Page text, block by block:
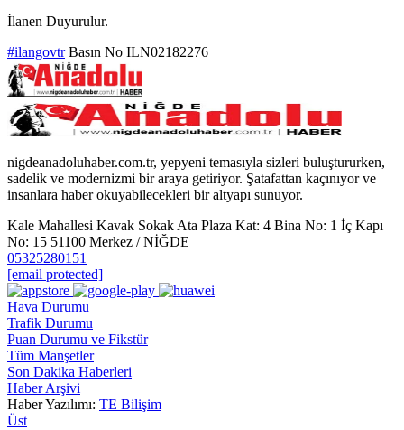
İlanen Duyurulur.
#ilangovtr Basın No ILN02182276
nigdeanadoluhaber.com.tr, yepyeni temasıyla sizleri buluştururken,
sadelik ve modernizmi bir araya getiriyor. Şatafattan kaçınıyor ve
insanlara haber okuyabilecekleri bir altyapı sunuyor.
Kale Mahallesi Kavak Sokak Ata Plaza Kat: 4 Bina No: 1 İç Kapı
No: 15 51100 Merkez / NİĞDE
05325280151
[email protected]
Hava Durumu
Trafik Durumu
Puan Durumu ve Fikstür
Tüm Manşetler
Son Dakika Haberleri
Haber Arşivi
Haber Yazılımı: TE Bilişim
Üst